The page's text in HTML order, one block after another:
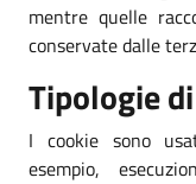
mentre quelle
conservate dalle
Tipologie
I cookie sono
esempio,